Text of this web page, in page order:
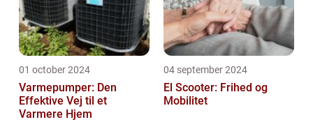
01 october 2024
Varmepumper: Den
Effektive Vej til et
Varmere Hjem
04 september 2024
El Scooter: Frihed og
Mobilitet